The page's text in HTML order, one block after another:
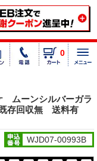
0
ムーンシルバーガラ
存回収無 送料有
WJD07-00993B